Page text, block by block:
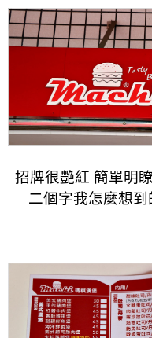
招牌很艷紅 簡單明
二個字我怎麼想